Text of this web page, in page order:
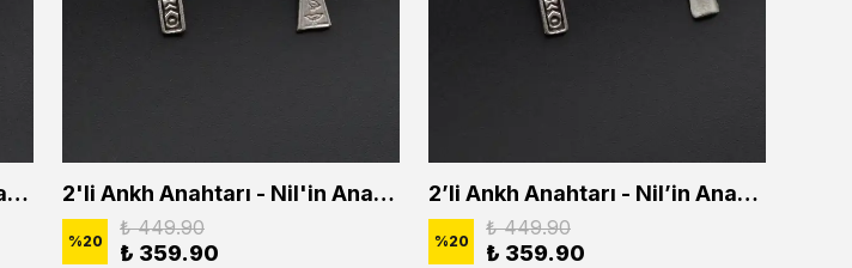
2'li Ankh Anahtarı - Nil'in Anahtarı - Kuru Kafa Erkek Kadın Kolye Seti 2'li Ankh Anahtarı - Nil'in Anahtarı Erkek Kadın Kolye Seti
%20
₺ 449.90
₺ 359.90
2’li Ankh Anahtarı - Nil’in Anahtarı Erkek Kadın Kolye Seti
%20
₺ 449.90
₺ 359.90